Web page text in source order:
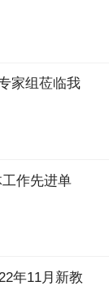
家组莅临我
作先进单
年11月新教